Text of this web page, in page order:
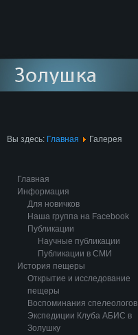
Вы здесь: Главная Галерея
Главная
Информация
Для новичков
Наша группа на Facebook
Публикации
Научные публикации
Публикации в СМИ
История пещеры
Открытие и исследование
пещеры
Воспоминания спелеологов
Экспедиции Клуба АБИС в
Золушку